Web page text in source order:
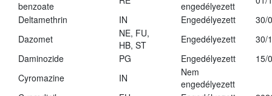
benzoate
engedélyezett
Deltamethrin
IN Engedélyezett
30/
Dazomet
NE, FU,
HB, ST
Engedélyezett
30/
Daminozide
PG Engedélyezett
15/
Cyromazine
IN
Nem
engedélyezett